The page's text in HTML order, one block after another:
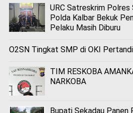
URC Satreskrim Polres
Polda Kalbar Bekuk
Pelaku Masih Diburu
O2SN Tingkat SMP di OKI
TIM RESKOBA
NARKOBA
Bupati Sekadau